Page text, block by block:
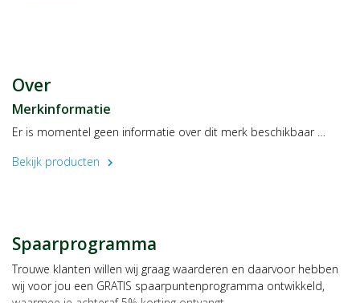
Over
Merkinformatie
Er is momentel geen informatie over dit merk beschikbaar …
Bekijk producten
chevron_right
Spaarprogramma
Trouwe klanten willen wij graag waarderen en daarvoor hebben
wij voor jou een GRATIS spaarpuntenprogramma ontwikkeld,